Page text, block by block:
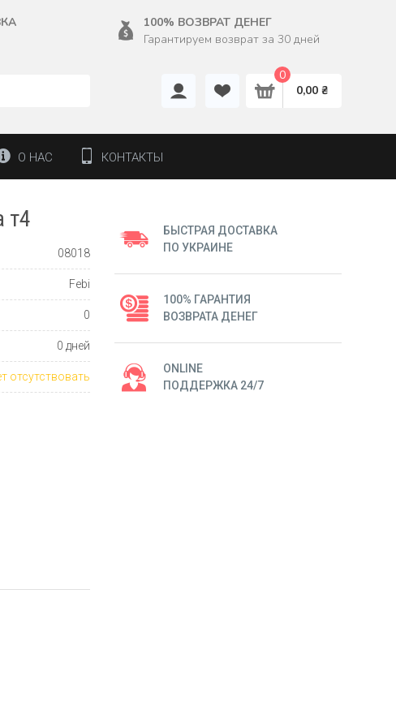
100% ВОЗВРАТ ДЕНЕГ
Гарантируем возврат за 30 дней
0,00 ₴
0
О НАС КОНТАКТЫ
т4
08018
Febi
0
0 дней
отсутствовать
БЫСТРАЯ ДОСТАВКА
ПО УКРАИНЕ
100% ГАРАНТИЯ
ВОЗВРАТА ДЕНЕГ
ONLINE
ПОДДЕРЖКА 24/7